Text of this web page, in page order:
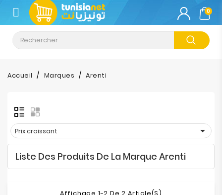
CATÉGORIE
Climatisation
Informatique
&
Tablette
Impression
0
Accueil Marques Arenti
Prix croissant 
Liste Des Produits De La Marque Arenti
Affichage 1-2 De 2 Article(s)